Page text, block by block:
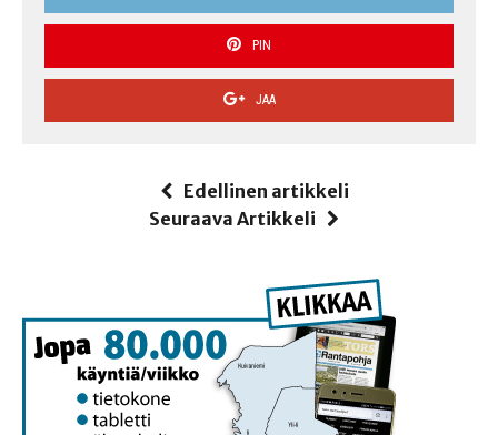
PIN
JAA
Edellinen artikkeli
Seuraava Artikkeli